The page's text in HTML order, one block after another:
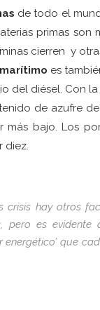
de todo el
primas son
cierren y
es
del diésel. Con
de azufre
más bajo. Los
diez.
crisis hay otros
pero es
energético’ que